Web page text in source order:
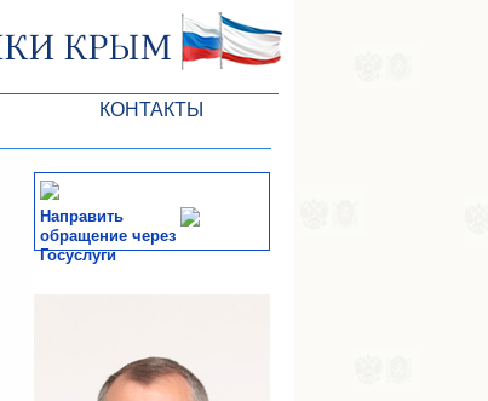
КОНТАКТЫ
Направить
обращение через
Госуслуги